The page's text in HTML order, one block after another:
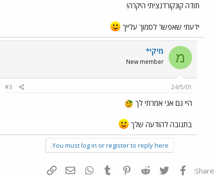
תודה קונקורדנציתי היקרה!
ידעתי שאפשר לסמוך עלייך
מ מיקי*
New member
24/5/01
#3
היי גם אני אמרתי לך
בתגובה להודעה שלך
You must log in or register to reply here.
Share: פייסבוק Twitter
Reddit
Pinterest
Tumblr
WhatsAppדואר אלקטרוני